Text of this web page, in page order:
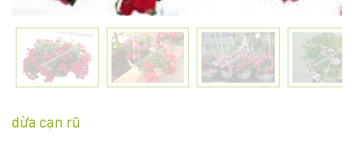
CÂY
dừa cạn rũ